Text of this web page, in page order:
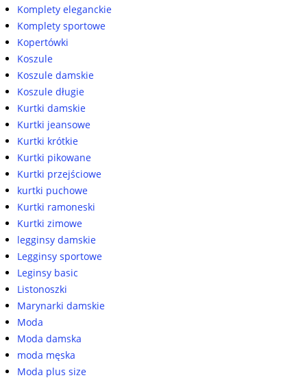
Komplety eleganckie
Komplety sportowe
Kopertówki
Koszule
Koszule damskie
Koszule długie
Kurtki damskie
Kurtki jeansowe
Kurtki krótkie
Kurtki pikowane
Kurtki przejściowe
kurtki puchowe
Kurtki ramoneski
Kurtki zimowe
legginsy damskie
Legginsy sportowe
Leginsy basic
Listonoszki
Marynarki damskie
Moda
Moda damska
moda męska
Moda plus size